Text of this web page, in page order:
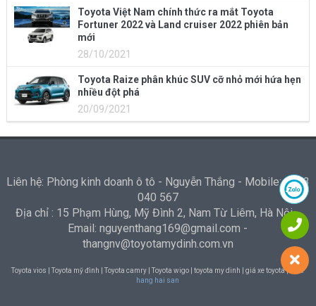
Toyota Việt Nam chính thức ra mắt Toyota
Fortuner 2022 và Land cruiser 2022 phiên bản
mới
28/10/2021
Toyota Raize phân khúc SUV cỡ nhỏ mới hứa hẹn
nhiều đột phá
20/09/2021
Liên hệ: Phòng kinh doanh ô tô - Nguyễn Thắng - Mobile: 0973
040 567
Địa chỉ : 15 Phạm Hùng, Mỹ Đình 2, Nam Từ Liêm, Hà Nội -
Email: nguyenthang169@gmail.com -
thangnv@toyotamydinh.com.vn
Toyota vios | Toyota mỹ đình | Toyota camry | Toyota wigo | toyota my dinh | giá xe toyota |
Nha
hang hai san